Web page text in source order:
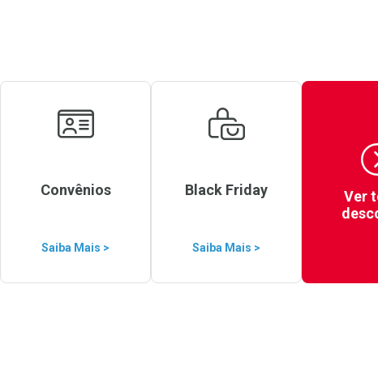
Convênios
Saiba Mais >
Black Friday
Saiba Mais >
Ver